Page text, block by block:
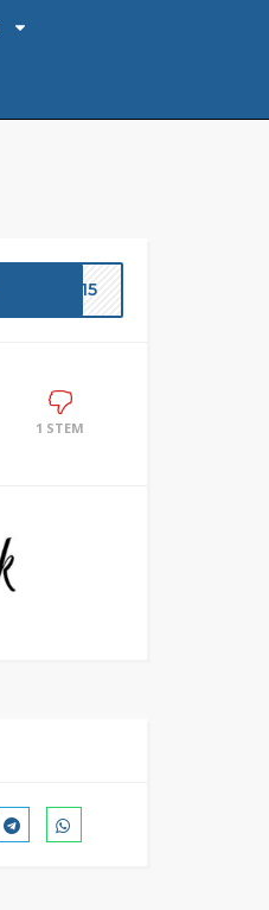
F15
1 STEM